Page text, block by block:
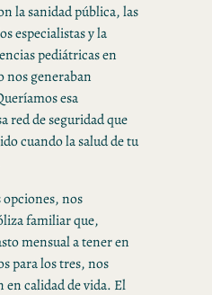
la sanidad pública, las
especialistas y la
pediátricas en
nos generaban
esa
red de seguridad que
cuando la salud de tu
nos
familiar que,
mensual a tener en
para los tres, nos
calidad de vida. El